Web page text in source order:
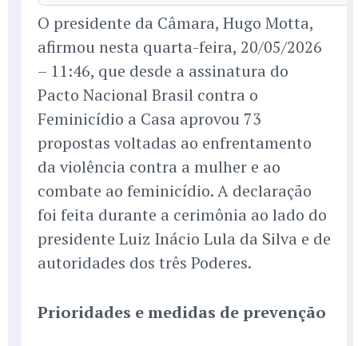
O presidente da Câmara, Hugo Motta,
afirmou nesta quarta-feira, 20/05/2026
– 11:46, que desde a assinatura do
Pacto Nacional Brasil contra o
Feminicídio a Casa aprovou 73
propostas voltadas ao enfrentamento
da violência contra a mulher e ao
combate ao feminicídio. A declaração
foi feita durante a cerimônia ao lado do
presidente Luiz Inácio Lula da Silva e de
autoridades dos três Poderes.
Prioridades e medidas de prevenção